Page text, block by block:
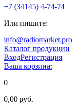
+7 (34145) 4-74-74
Или пишите:
info@radiomarket.pro
Каталог продукции
ВходРегистрация
Ваша корзина:
0
0,00 руб.